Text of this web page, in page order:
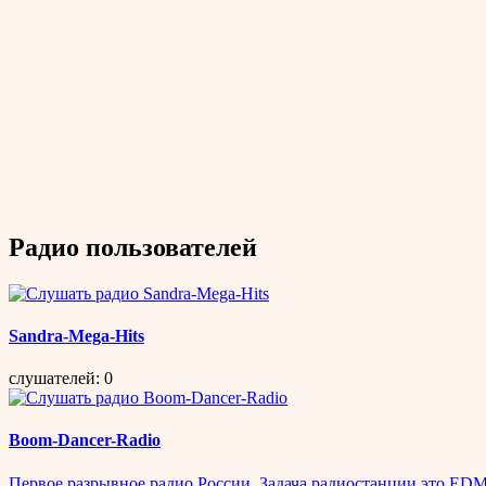
Радио пользователей
Sandra-Mega-Hits
слушателей: 0
Boom-Dancer-Radio